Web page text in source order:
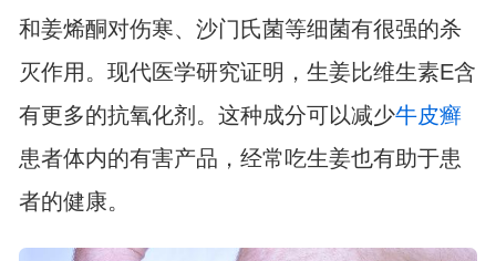
和姜烯酮对伤寒、沙门氏菌等细菌有很强的杀
灭作用。现代医学研究证明，生姜比维生素E含
有更多的抗氧化剂。这种成分可以减少牛皮癣
患者体内的有害产品，经常吃生姜也有助于患
者的健康。